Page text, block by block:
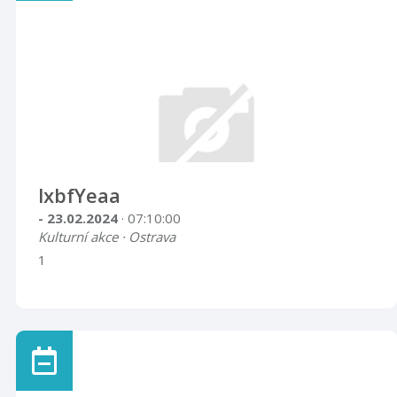
lxbfYeaa
- 23.02.2024 · 07:10:00
Kulturní akce · Ostrava
1